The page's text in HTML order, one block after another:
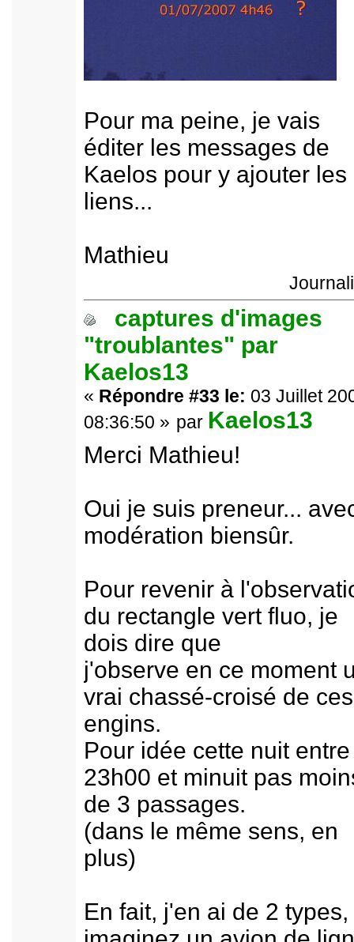
Pour ma peine, je vais
éditer les messages de
Kaelos pour y ajouter les
liens...
Mathieu
captures d'images
"troublantes" par
Kaelos13
« Répondre #33 le: 03 Juillet
08:36:50 » par Kaelos13
Merci Mathieu!
Oui je suis preneur...
modération biensûr.
Pour revenir à
du rectangle vert fluo, je
dois dire que
j'observe en ce moment
vrai chassé-croisé de ces
engins.
Pour idée cette nuit entre
23h00 et minuit pas
de 3 passages.
(dans le même sens, en
plus)
En fait, j'en ai de 2 types,